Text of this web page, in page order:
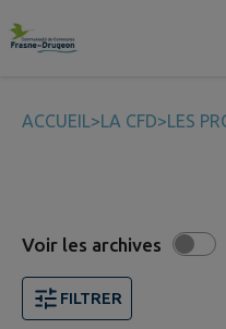
Contenu
ACCUEIL>LA CFD>LES
Voir les archives
FILTRER